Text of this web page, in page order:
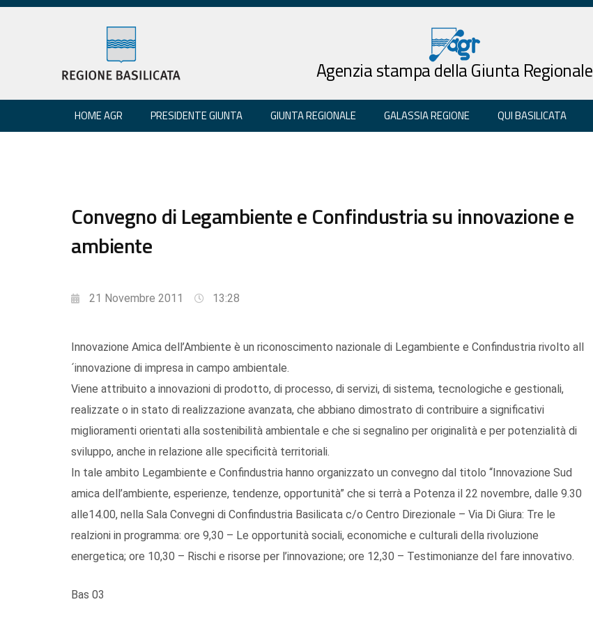
Agenzia stampa della Giunta Regionale
HOME AGR PRESIDENTE GIUNTA GIUNTA REGIONALE GALASSIA REGIONE QUI BASILICATA
Convegno di Legambiente e Confindustria su innovazione e
ambiente
21 Novembre 2011 13:28
Innovazione Amica dell’Ambiente è un riconoscimento nazionale di Legambiente e Confindustria rivolto all
´innovazione di impresa in campo ambientale.
Viene attribuito a innovazioni di prodotto, di processo, di servizi, di sistema, tecnologiche e gestionali,
realizzate o in stato di realizzazione avanzata, che abbiano dimostrato di contribuire a significativi
miglioramenti orientati alla sostenibilità ambientale e che si segnalino per originalità e per potenzialità di
sviluppo, anche in relazione alle specificità territoriali.
In tale ambito Legambiente e Confindustria hanno organizzato un convegno dal titolo “Innovazione Sud
amica dell’ambiente, esperienze, tendenze, opportunità” che si terrà a Potenza il 22 novembre, dalle 9.30
alle14.00, nella Sala Convegni di Confindustria Basilicata c/o Centro Direzionale – Via Di Giura: Tre le
realzioni in programma: ore 9,30 – Le opportunità sociali, economiche e culturali della rivoluzione
energetica; ore 10,30 – Rischi e risorse per l’innovazione; ore 12,30 – Testimonianze del fare innovativo.
Bas 03